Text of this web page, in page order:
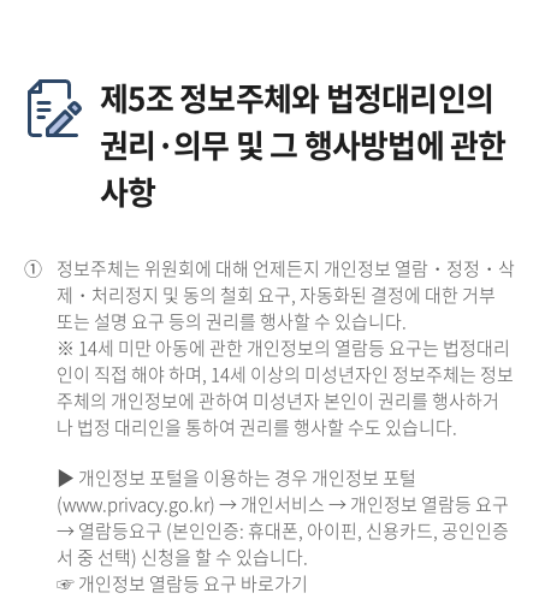
제5조 정보주체와 법정대리인의
권리·의무 및 그 행사방법에 관한
사항
① 정보주체는 위원회에 대해 언제든지 개인정보 열람・정정・삭
제・처리정지 및 동의 철회 요구, 자동화된 결정에 대한 거부
또는 설명 요구 등의 권리를 행사할 수 있습니다.
※ 14세 미만 아동에 관한 개인정보의 열람등 요구는 법정대리
인이 직접 해야 하며, 14세 이상의 미성년자인 정보주체는 정보
주체의 개인정보에 관하여 미성년자 본인이 권리를 행사하거
나 법정 대리인을 통하여 권리를 행사할 수도 있습니다.
▶ 개인정보 포털을 이용하는 경우 개인정보 포털
(www.privacy.go.kr) → 개인서비스 → 개인정보 열람등 요구
→ 열람등요구 (본인인증: 휴대폰, 아이핀, 신용카드, 공인인증
서 중 선택) 신청을 할 수 있습니다.
☞ 개인정보 열람등 요구 바로가기